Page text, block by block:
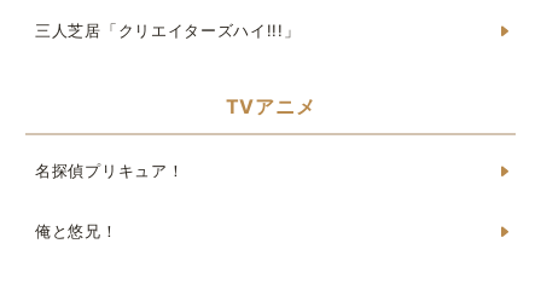
三人芝居「クリエイターズハイ!!!」
TVアニメ
名探偵プリキュア！
俺と悠兄！